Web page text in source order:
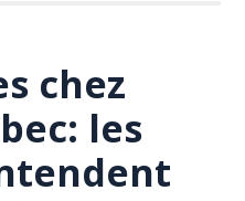
chez
les